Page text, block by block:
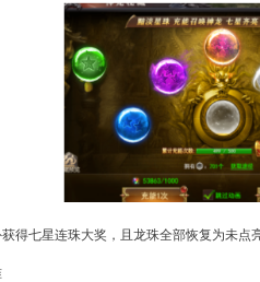
得七星连珠大奖，且龙珠全部恢复为未点